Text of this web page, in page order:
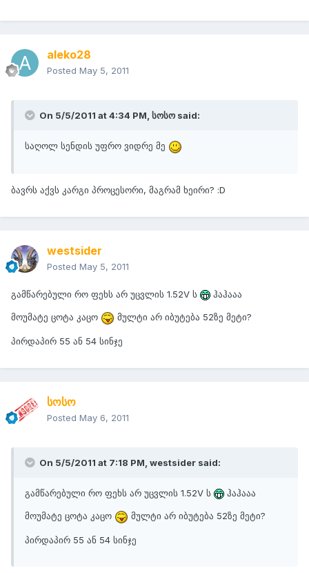
aleko28
Posted May 5, 2011
On 5/5/2011 at 4:34 PM, სოსო said:
საღოლ სენდის უფრო ვიდრე მე
ბავრს აქვს კარგი პროცესორი, მაგრამ ხეირი? :D
westsider
Posted May 5, 2011
გამწარებული რო ფეხს არ უცვლის 1.52V ს ჰაჰააა
მოუმატე ცოტა კაცო მულტი არ იბუტება 52ზე მეტი?
პირდაპირ 55 ან 54 სინჯე
სოსო
Posted May 6, 2011
On 5/5/2011 at 7:18 PM, westsider said:
გამწარებული რო ფეხს არ უცვლის 1.52V ს ჰაჰააა
მოუმატე ცოტა კაცო მულტი არ იბუტება 52ზე მეტი?
პირდაპირ 55 ან 54 სინჯე